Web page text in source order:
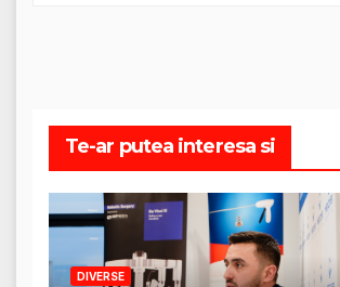
Te-ar putea interesa si
DIVERSE